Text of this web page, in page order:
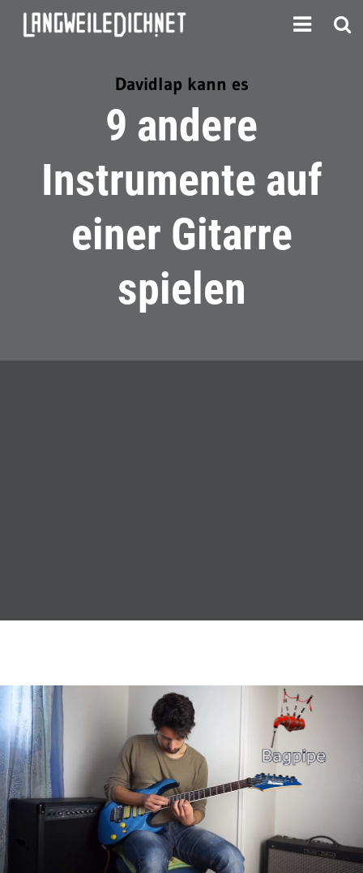
Davidlap kann es
9 andere
Instrumente auf
einer Gitarre
spielen